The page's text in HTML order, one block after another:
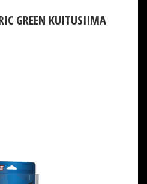
GREEN KUITUSIIMA